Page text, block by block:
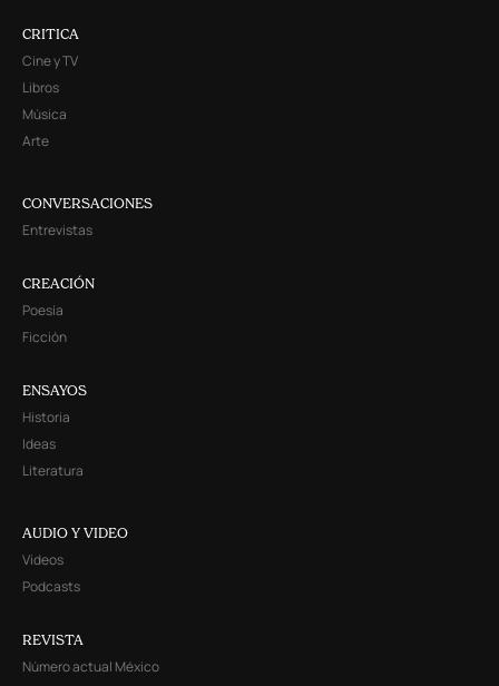
CRITICA
Cine y TV
Libros
Música
Arte
CONVERSACIONES
Entrevistas
CREACIÓN
Poesía
Ficción
ENSAYOS
Historia
Ideas
Literatura
AUDIO Y VIDEO
Videos
Podcasts
REVISTA
Número actual México